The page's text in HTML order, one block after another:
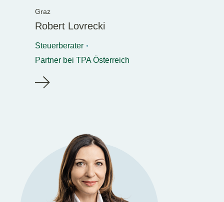
Graz
Robert Lovrecki
Steuerberater
Partner bei TPA Österreich